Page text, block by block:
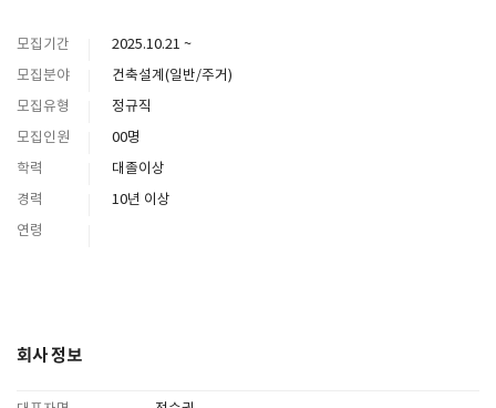
모집기간
2025.10.21 ~
모집분야
건축설계(일반/주거)
모집유형
정규직
모집인원
00명
학력
대졸이상
경력
10년 이상
연령
회사 정보